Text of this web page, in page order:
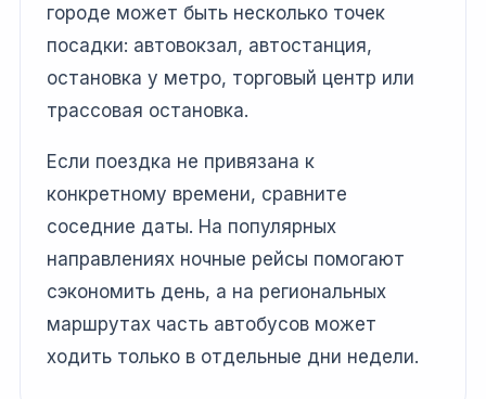
городе может быть несколько точек
посадки: автовокзал, автостанция,
остановка у метро, торговый центр или
трассовая остановка.
Если поездка не привязана к
конкретному времени, сравните
соседние даты. На популярных
направлениях ночные рейсы помогают
сэкономить день, а на региональных
маршрутах часть автобусов может
ходить только в отдельные дни недели.